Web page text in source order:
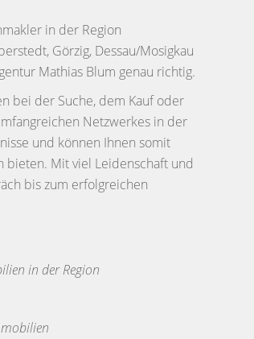
in der Region
Görzig, Dessau/Mosigkau
Mathias Blum genau richtig.
bei der Suche, dem Kauf oder
Netzwerkes in der
und können Ihnen somit
Mit viel Leidenschaft und
bis zum erfolgreichen
in der Region